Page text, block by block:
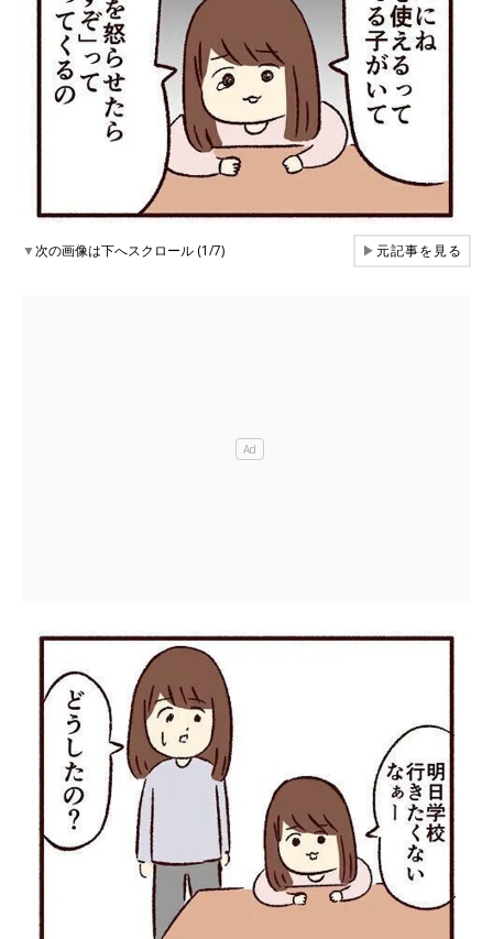
▼次の画像は下へスクロール (1/7) ▶元記事を見る